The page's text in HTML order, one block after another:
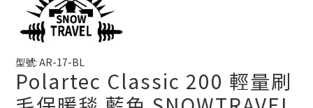
型號: AR-17-BL
Polartec Classic 200 輕量刷